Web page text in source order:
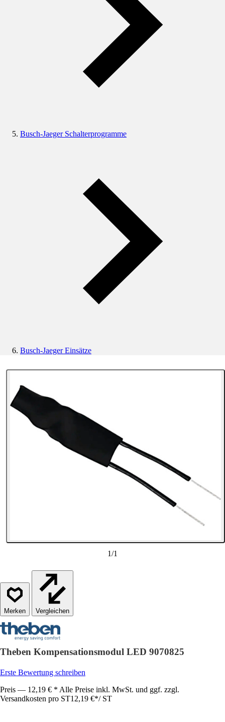
Busch-Jaeger Schalterprogramme
Busch-Jaeger Einsätze
1/1
Vergleichen
Theben Kompensationsmodul LED 9070825
Erste Bewertung schreiben
Preis — 12,19 € * Alle Preise inkl. MwSt. und ggf. zzgl.
Versandkosten pro ST12,19 €*/ ST